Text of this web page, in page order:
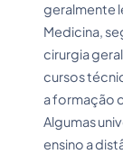
geralmente
Medicina,
cirurgia
cursos
a formação
Algumas
ensino a